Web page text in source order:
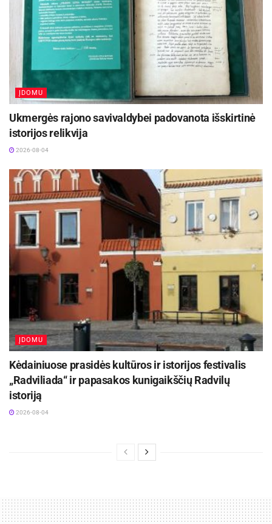
ĮDOMU
Ukmergės rajono savivaldybei padovanota išskirtinė
istorijos relikvija
2026-08-04
ĮDOMU
Kėdainiuose prasidės kultūros ir istorijos festivalis
„Radviliada“ ir papasakos kunigaikščių Radvilų
istoriją
2026-08-04